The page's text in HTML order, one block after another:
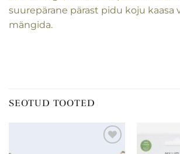
suurepärane pärast pidu koju kaasa
mängida.
SEOTUD TOOTED